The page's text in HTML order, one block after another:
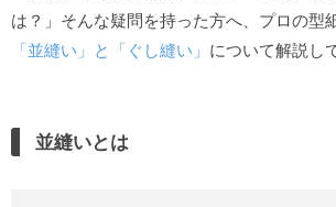
は？」そんな疑問を持った方へ、プロの型
「並縫い」と「ぐし縫い」 について解説し
並縫いとは